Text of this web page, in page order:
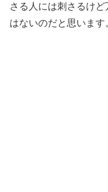
さる人には刺さるけ
はないのだと思います